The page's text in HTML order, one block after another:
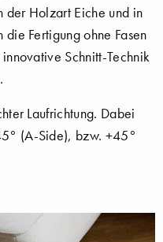
der Holzart Eiche und in
Fertigung ohne Fasen
Schnitt-Technik
Laufrichtung. Dabei
(A-Side), bzw. +45°